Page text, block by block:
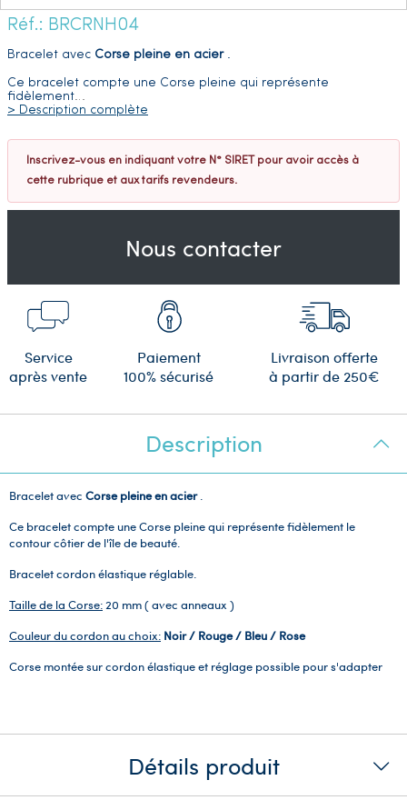
Réf.: BRCRNH04
Bracelet avec Corse pleine en acier.
Ce bracelet compte une Corse pleine qui représente
fidèlement…
> Description complète
Inscrivez-vous en indiquant votre N° SIRET pour avoir accès à
cette rubrique et aux tarifs revendeurs.
Nous contacter
Service
après vente
Paiement
100% sécurisé
Livraison offerte
à partir de 250€
Description
Bracelet avec Corse pleine en acier.
Ce bracelet compte une Corse pleine qui représente fidèlement le
contour côtier de l'île de beauté.
Bracelet cordon élastique réglable.
Taille de la Corse:20 mm ( avec anneaux )
Couleur du cordon au choix: Noir / Rouge / Bleu / Rose
Corse montée sur cordon élastique et réglage possible pour s'adapter
Détails produit